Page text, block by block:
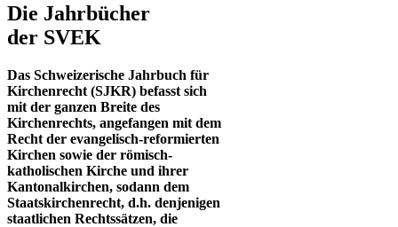
Die Jahrbücher
der SVEK
Das Schweizerische Jahrbuch für
Kirchenrecht (SJKR) befasst sich
mit der ganzen Breite des
Kirchenrechts, angefangen mit dem
Recht der evangelisch-reformierten
Kirchen sowie der römisch-
katholischen Kirche und ihrer
Kantonalkirchen, sodann dem
Staatskirchenrecht, d.h. denjenigen
staatlichen Rechtssätzen, die